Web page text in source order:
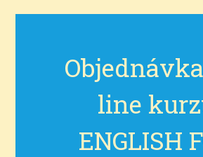
line
ENGLISH